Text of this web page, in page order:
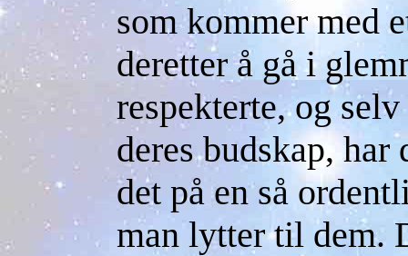
som kommer med
deretter å gå i
respekterte, og
deres budskap,
det på en så
man lytter til dem.